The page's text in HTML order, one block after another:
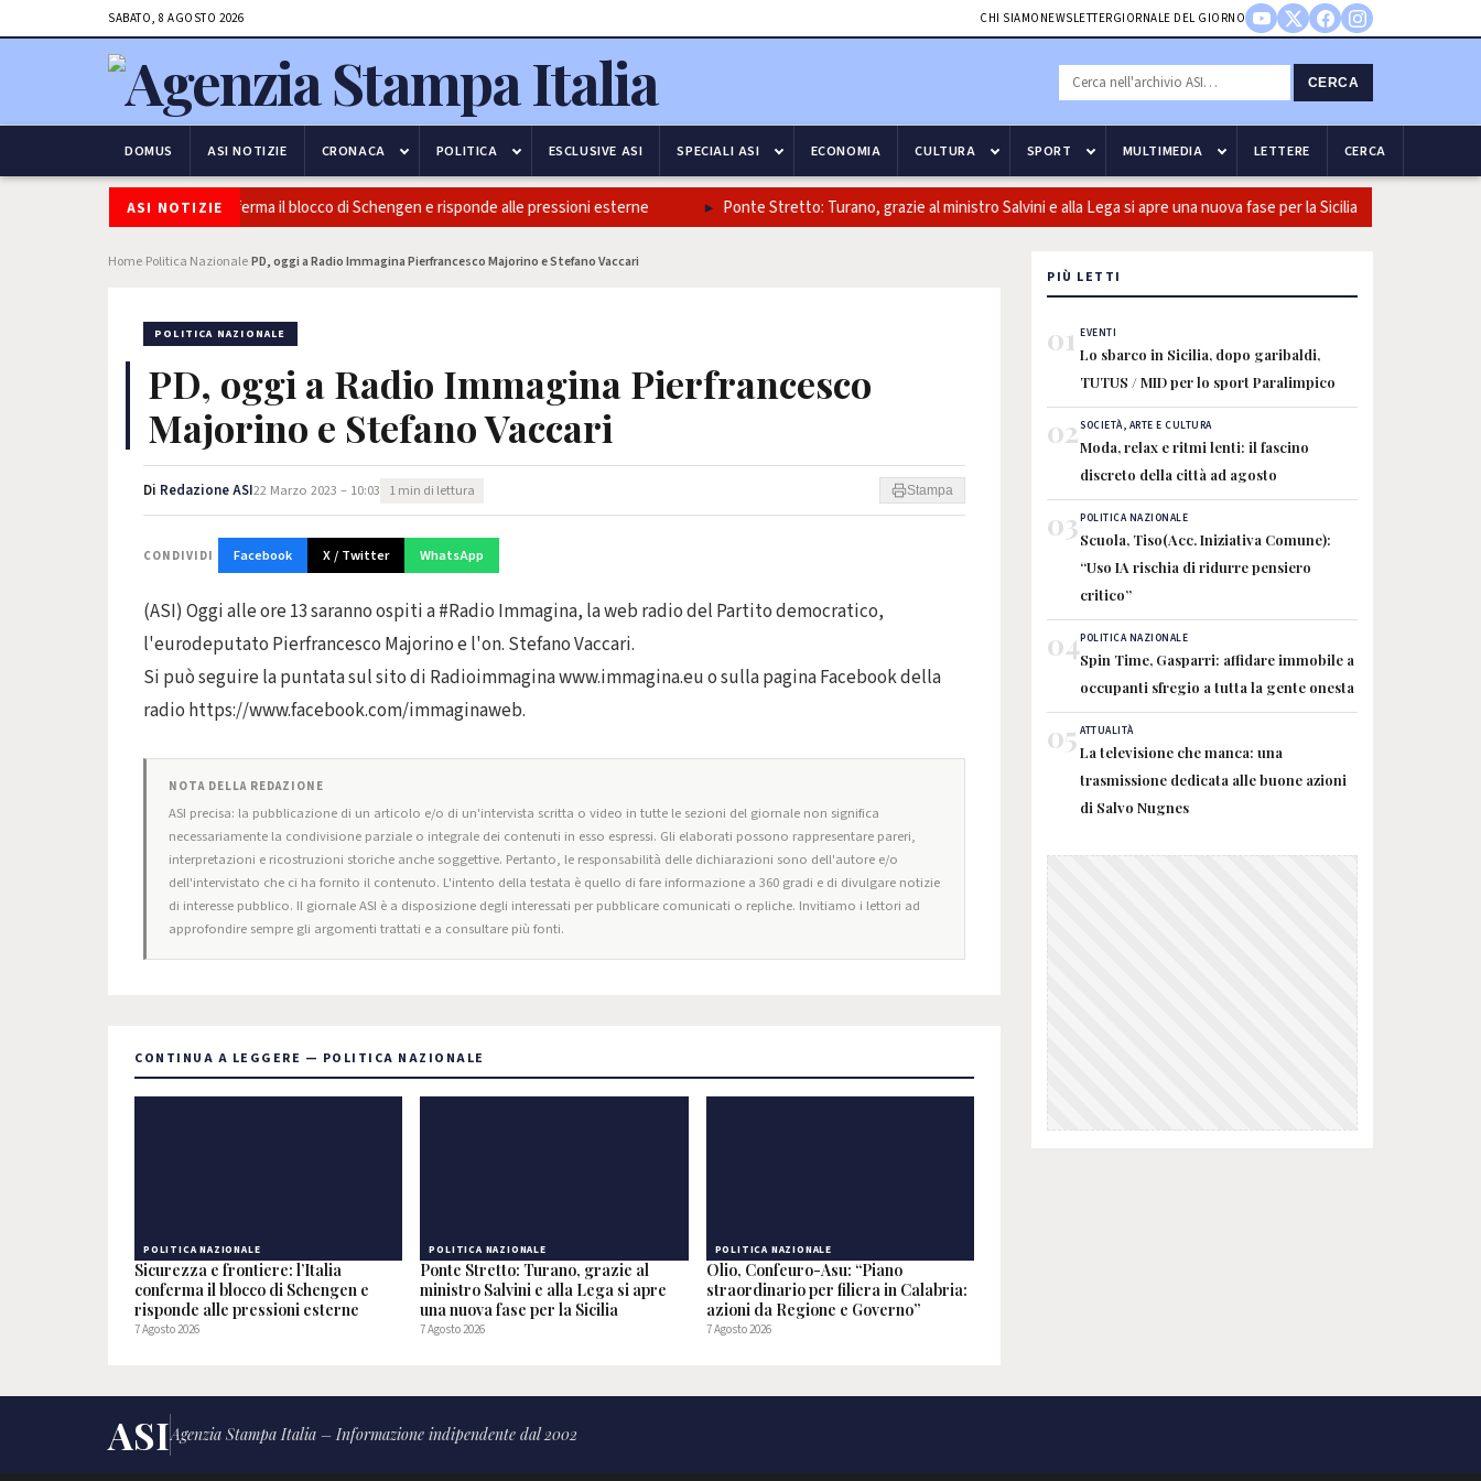
SABATO, 8 AGOSTO 2026 CHI SIAMO NEWSLETTERGIORNALE DEL GIORNO
CERCA
DOMUS ASI NOTIZIE CRONACA POLITICA ESCLUSIVE ASI SPECIALI ASI ECONOMIA CULTURA SPORT MULTIMEDIA LETTERE CERCA
ASI NOTIZIE
e frontiere: l’Italia conferma il blocco di Schengen e risponde alle pressioni esterne Ponte Stretto: Turano, grazie al ministro Salvini e alla Lega si apre una nuova fase per la Sicilia
Home Politica NazionalePD, oggi a Radio Immagina Pierfrancesco Majorino e Stefano Vaccari
POLITICA NAZIONALE
PD, oggi a Radio Immagina Pierfrancesco
Majorino e Stefano Vaccari
Di Redazione ASI22 Marzo 2023 – 10:03 1 min di lettura Stampa
CONDIVIDI Facebook X / Twitter WhatsApp
(ASI) Oggi alle ore 13 saranno ospiti a #Radio Immagina, la web radio del Partito democratico,
l'eurodeputato Pierfrancesco Majorino e l'on. Stefano Vaccari.
Si può seguire la puntata sul sito di Radioimmagina www.immagina.eu o sulla pagina Facebook della
radio https://www.facebook.com/immaginaweb.
NOTA DELLA REDAZIONE
ASI precisa: la pubblicazione di un articolo e/o di un'intervista scritta o video in tutte le sezioni del giornale non significa
necessariamente la condivisione parziale o integrale dei contenuti in esso espressi. Gli elaborati possono rappresentare pareri,
interpretazioni e ricostruzioni storiche anche soggettive. Pertanto, le responsabilità delle dichiarazioni sono dell'autore e/o
dell'intervistato che ci ha fornito il contenuto. L'intento della testata è quello di fare informazione a 360 gradi e di divulgare notizie
di interesse pubblico. Il giornale ASI è a disposizione degli interessati per pubblicare comunicati o repliche. Invitiamo i lettori ad
approfondire sempre gli argomenti trattati e a consultare più fonti.
CONTINUA A LEGGERE — POLITICA NAZIONALE
POLITICA NAZIONALE
Sicurezza e frontiere: l’Italia
conferma il blocco di Schengen e
risponde alle pressioni esterne
7 Agosto 2026
POLITICA NAZIONALE
Ponte Stretto: Turano, grazie al
ministro Salvini e alla Lega si apre
una nuova fase per la Sicilia
7 Agosto 2026
POLITICA NAZIONALE
Olio, Confeuro-Asu: “Piano
straordinario per filiera in Calabria:
azioni da Regione e Governo”
7 Agosto 2026
PIÙ LETTI
01 EVENTI
Lo sbarco in Sicilia, dopo garibaldi,
TUTUS / MID per lo sport Paralimpico
02SOCIETÀ, ARTE E CULTURA
Moda, relax e ritmi lenti: il fascino
discreto della città ad agosto
03POLITICA NAZIONALE
Scuola, Tiso(Acc. Iniziativa Comune):
“Uso IA rischia di ridurre pensiero
critico”
04POLITICA NAZIONALE
Spin Time, Gasparri: affidare immobile a
occupanti sfregio a tutta la gente onesta
05 ATTUALITÀ
La televisione che manca: una
trasmissione dedicata alle buone azioni
di Salvo Nugnes
ASIAgenzia Stampa Italia – Informazione indipendente dal 2002